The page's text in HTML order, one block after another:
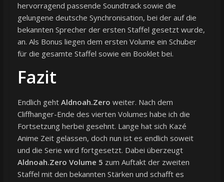
hervorragend passende Soundtrack sowie die
gelungene deutsche Synchronisation, bei der auf die
bekannten Sprecher der ersten Staffel gesetzt wurde,
an. Als Bonus liegen dem ersten Volume ein Schuber
für die gesamte Staffel sowie ein Booklet bei.
Fazit
Endlich geht Aldnoah.Zero weiter. Nach dem
Cliffhanger-Ende des vierten Volumes habe ich die
Fortsetzung herbei gesehnt. Lange hat sich Kazé
Anime Zeit gelassen, doch nun ist es endlich soweit
und die Serie wird fortgesetzt. Dabei überzeugt
Aldnoah.Zero Volume 5 zum Auftakt der zweiten
Staffel mit den bekannten Stärken und schafft es